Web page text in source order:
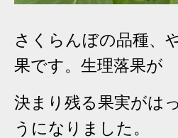
さくらんぼの品種、
果です。生理落果が
決まり残る果実がは
うになりました。